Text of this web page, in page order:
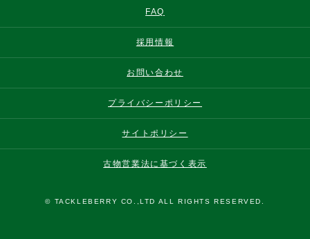
FAQ
採用情報
お問い合わせ
プライバシーポリシー
サイトポリシー
古物営業法に基づく表示
© TACKLEBERRY CO.,LTD ALL RIGHTS RESERVED.